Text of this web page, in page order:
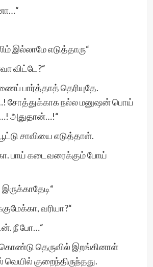
இல்லாமே எடுத்தாரு“
விட்டே?“
பார்த்தாத் தெரியுதே.
சோத்துக்காக நல்ல மனுஷன் பொய்
அதுதான்…!“
சாவியை எடுத்தாள்.
பாய் கடைவரைக்கும் போய்
வரியா?“
நீ போ…“
கொண்டு தெருவில் இறங்கினாள்
வெயில் குறைந்திருந்தது.